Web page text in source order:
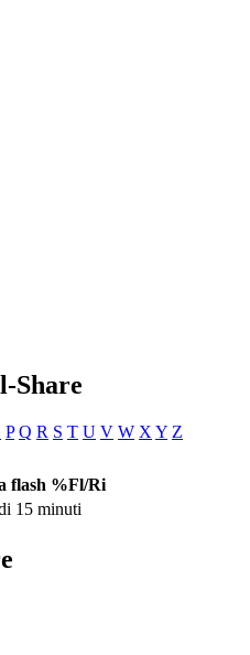
Share
P Q R S T U V W X Y Z
flash %Fl/Ri
15 minuti